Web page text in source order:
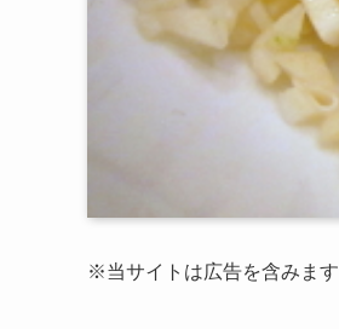
※当サイトは広告を含みます